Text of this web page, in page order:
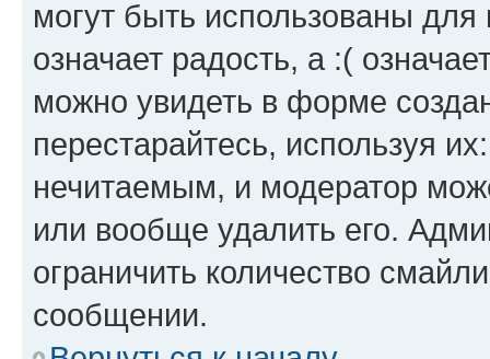
могут быть использованы
означает радость, а :(
можно увидеть в форме
перестарайтесь, используя
нечитаемым, и модератор
или вообще удалить его.
ограничить количество
сообщении.